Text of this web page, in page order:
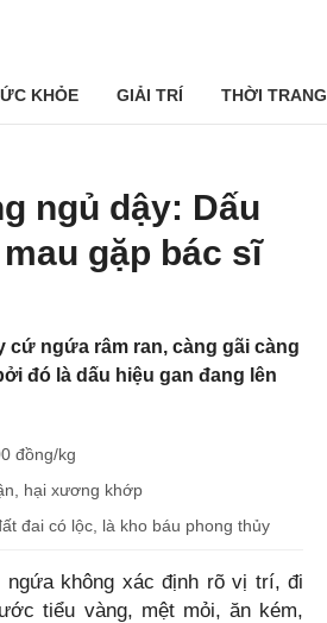
KHỎE GIẢI TRÍ THỜI TRANG
ngủ dậy: Dấu
gặp bác sĩ
cứ ngứa râm ran, càng gãi càng
đó là dấu hiệu gan đang lên
đồng/kg
hại xương khớp
đai có lộc, là kho báu phong thủy
ngứa không xác định rõ vị trí, đi
tiểu vàng, mệt mỏi, ăn kém,